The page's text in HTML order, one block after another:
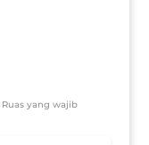
Ruas yang wajib